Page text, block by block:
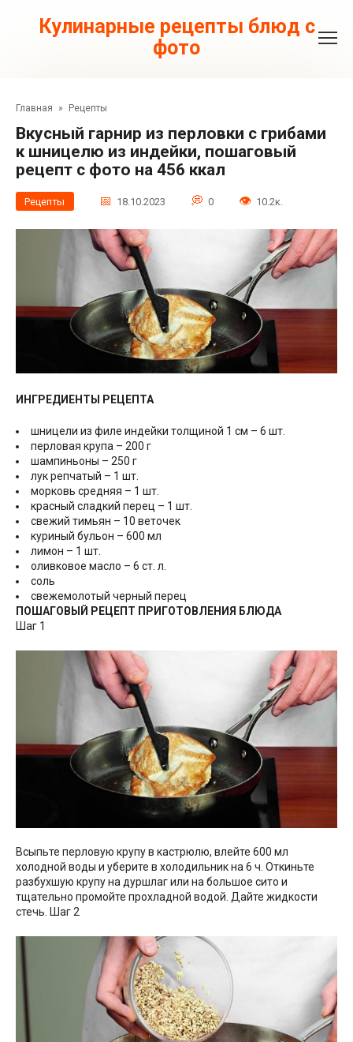
контентуКулинарные рецепты блюд с
фото
Главная » Рецепты
Вкусный гарнир из перловки с грибами
к шницелю из индейки, пошаговый
рецепт с фото на 456 ккал
Рецепты 18.10.2023 0 10.2к.
ИНГРЕДИЕНТЫ РЕЦЕПТА
шницели из филе индейки толщиной 1 см – 6 шт.
перловая крупа – 200 г
шампиньоны – 250 г
лук репчатый – 1 шт.
морковь средняя – 1 шт.
красный сладкий перец – 1 шт.
свежий тимьян – 10 веточек
куриный бульон – 600 мл
лимон – 1 шт.
оливковое масло – 6 ст. л.
соль
свежемолотый черный перец
ПОШАГОВЫЙ РЕЦЕПТ ПРИГОТОВЛЕНИЯ БЛЮДА
Шаг 1
Всыпьте перловую крупу в кастрюлю, влейте 600 мл
холодной воды и уберите в холодильник на 6 ч. Откиньте
разбухшую крупу на дуршлаг или на большое сито и
тщательно промойте прохладной водой. Дайте жидкости
стечь. Шаг 2